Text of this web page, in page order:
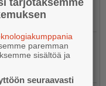
– kahvilatoiminta
paremman
sisältöä ja
seuraavasti